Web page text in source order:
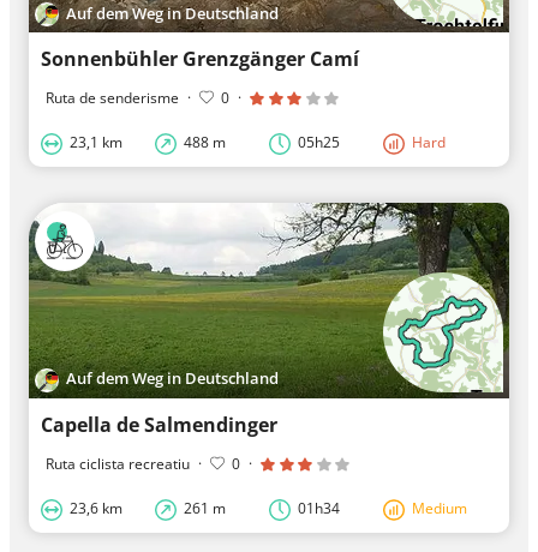
Auf dem Weg in Deutschland
Sonnenbühler Grenzgänger Camí
Ruta de senderisme · 0 ·
23,1 km 488 m 05h25 Hard
Auf dem Weg in Deutschland
Capella de Salmendinger
Ruta ciclista recreatiu · 0 ·
23,6 km 261 m 01h34 Medium